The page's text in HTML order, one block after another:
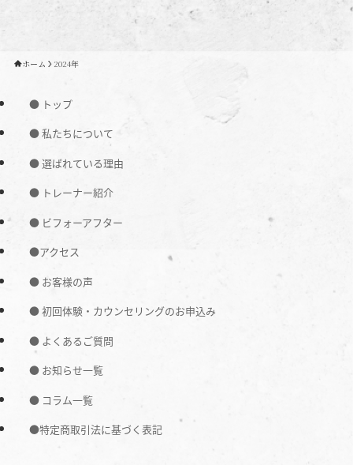
ホーム 2024年
● トップ
● 私たちについて
● 選ばれている理由
● トレーナー紹介
● ビフォーアフター
●アクセス
● お客様の声
● 初回体験・カウンセリングのお申込み
● よくあるご質問
● お知らせ一覧
● コラム一覧
●特定商取引法に基づく表記